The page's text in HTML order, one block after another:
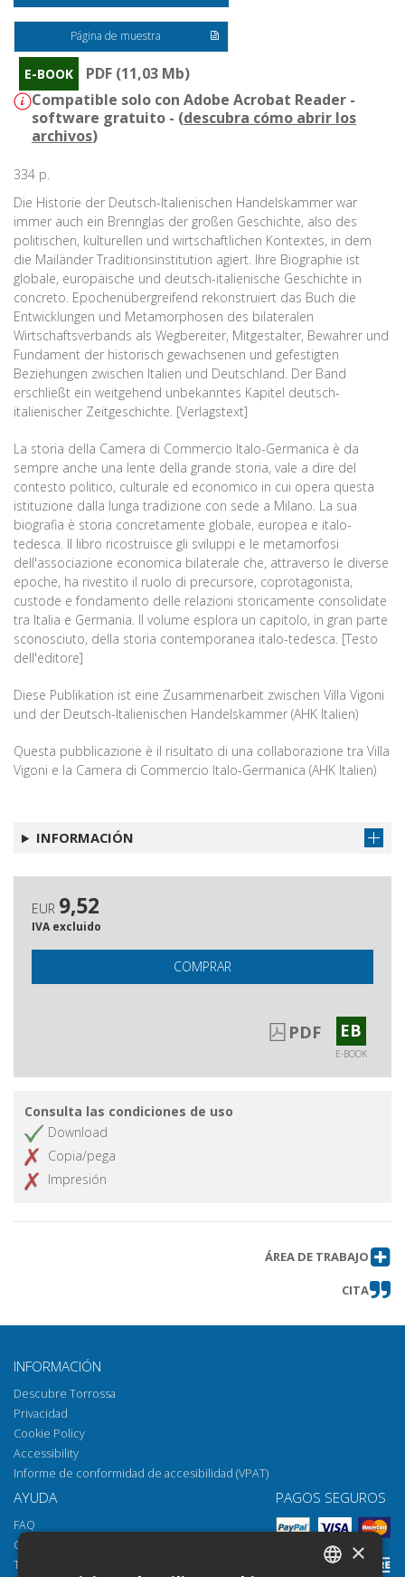
Página de muestra
E-BOOK
PDF (11,03 Mb)
Compatible solo con Adobe Acrobat Reader -
software gratuito - (descubra cómo abrir los
archivos)
334 p.
Die Historie der Deutsch-Italienischen Handelskammer war
immer auch ein Brennglas der großen Geschichte, also des
politischen, kulturellen und wirtschaftlichen Kontextes, in dem
die Mailänder Traditionsinstitution agiert. Ihre Biographie ist
globale, europäische und deutsch-italienische Geschichte in
concreto. Epochenübergreifend rekonstruiert das Buch die
Entwicklungen und Metamorphosen des bilateralen
Wirtschaftsverbands als Wegbereiter, Mitgestalter, Bewahrer und
Fundament der historisch gewachsenen und gefestigten
Beziehungen zwischen Italien und Deutschland. Der Band
erschließt ein weitgehend unbekanntes Kapitel deutsch-
italienischer Zeitgeschichte. [Verlagstext]
La storia della Camera di Commercio Italo-Germanica è da
sempre anche una lente della grande storia, vale a dire del
contesto politico, culturale ed economico in cui opera questa
istituzione dalla lunga tradizione con sede a Milano. La sua
biografia è storia concretamente globale, europea e italo-
tedesca. Il libro ricostruisce gli sviluppi e le metamorfosi
dell'associazione economica bilaterale che, attraverso le diverse
epoche, ha rivestito il ruolo di precursore, coprotagonista,
custode e fondamento delle relazioni storicamente consolidate
tra Italia e Germania. Il volume esplora un capitolo, in gran parte
sconosciuto, della storia contemporanea italo-tedesca. [Testo
dell'editore]
Diese Publikation ist eine Zusammenarbeit zwischen Villa Vigoni
und der Deutsch-Italienischen Handelskammer (AHK Italien)
Questa pubblicazione è il risultato di una collaborazione tra Villa
Vigoni e la Camera di Commercio Italo-Germanica (AHK Italien)
INFORMACIÓN
EUR 9,52
IVA excluido
COMPRAR
PDF EB
E-BOOK
Consulta las condiciones de uso
Download
Copia/pega
Impresión
ÁREA DE TRABAJO
CITA
INFORMACIÓN
Descubre Torrossa
Privacidad
Cookie Policy
Accessibility
Informe de conformidad de accesibilidad (VPAT)
AYUDA
FAQ
Cómo abrir los archivos
Torrossa Reader
PAGOS SEGUROS
×